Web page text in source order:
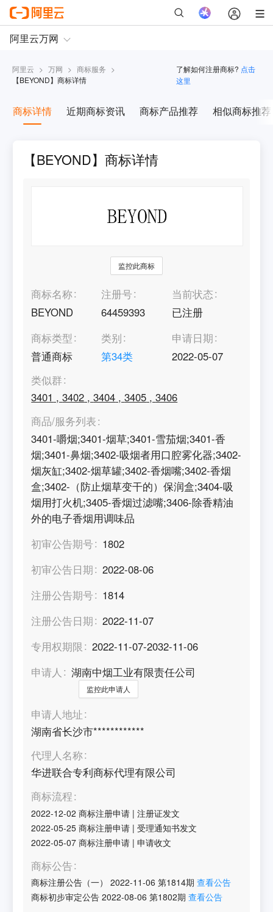
阿里云 > 万网 > 商标服务 >
【BEYOND】商标详情
了解如何注册商标? 点击
这里
商标详情 近期商标资讯 商标产品推荐 相似商标推荐
【BEYOND】商标详情
监控此商标
商标名称
BEYOND
注册号
64459393
当前状态
已注册
商标类型
普通商标
类别
第34类
申请日期
2022-05-07
类似群
3401 ,3402 ,3404 ,3405 ,3406
商品/服务列表
3401-嚼烟;3401-烟草;3401-雪茄烟;3401-香
烟;3401-鼻烟;3402-吸烟者用口腔雾化器;3402-
烟灰缸;3402-烟草罐;3402-香烟嘴;3402-香烟
盒;3402-（防止烟草变干的）保润盒;3404-吸
烟用打火机;3405-香烟过滤嘴;3406-除香精油
外的电子香烟用调味品
初审公告期号
1802
初审公告日期
2022-08-06
注册公告期号
1814
注册公告日期
2022-11-07
专用权期限
2022-11-07-2032-11-06
申请人
湖南中烟工业有限责任公司
监控此申请人
申请人地址
湖南省长沙市************
代理人名称
华进联合专利商标代理有限公司
商标流程
2022-12-02 商标注册申请 |注册证发文
2022-05-25 商标注册申请 |受理通知书发文
2022-05-07 商标注册申请 |申请收文
商标公告
商标注册公告（一） 2022-11-06 第1814期 查看公告
商标初步审定公告 2022-08-06 第1802期 查看公告